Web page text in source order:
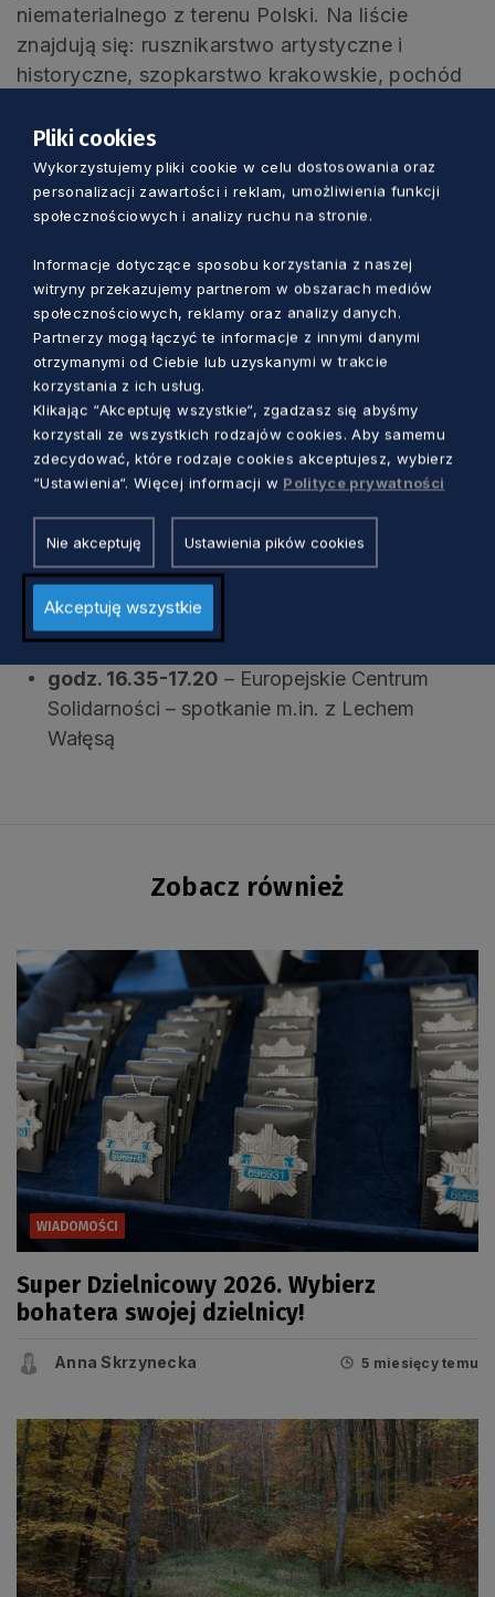
niematerialnego z terenu Polski. Na liście
znajdują się: rusznikarstwo artystyczne i
historyczne, szopkarstwo krakowskie, pochód
procesja Bożego Ciała w Łowiczu, język
esperanto oraz umiejętność wytwarzania
instrumentu i gry na kozie.
Program godzinowy wizyty książęcej pary
we wtorek, 18 lipca 2017 r.
godz. 12.20-13.40
– Muzeum Stutthof w
Sztutowie
godz. 15.00-15.35– Długi Targ – spotkanie
we Dworze Artusa z prezydentem Gdańska
fontany Neptuna
godz. 15.40-16.20– Teatr Szekspirowski –
spotkanie z marszałkiem województwa
pomorskiego Mieczysławem Strukiem
godz. 16.35-17.20 – Europejskie Centrum
Solidarności – spotkanie m.in. z Lechem
Wałęsą
Zobacz również
WIADOMOŚCI
Super Dzielnicowy 2026. Wybierz
bohatera swojej dzielnicy!
Anna Skrzynecka 5 miesięcy temu
Pliki cookies
Wykorzystujemy pliki cookie w celu dostosowania oraz
personalizacji zawartości i reklam, umożliwienia funkcji
społecznościowych i analizy ruchu na stronie.
Informacje dotyczące sposobu korzystania z naszej
witryny przekazujemy partnerom w obszarach mediów
społecznościowych, reklamy oraz analizy danych.
Partnerzy mogą łączyć te informacje z innymi danymi
otrzymanymi od Ciebie lub uzyskanymi w trakcie
korzystania z ich usług.
Klikając “Akceptuję wszystkie“, zgadzasz się abyśmy
korzystali ze wszystkich rodzajów cookies. Aby samemu
zdecydować, które rodzaje cookies akceptujesz, wybierz
“Ustawienia“. Więcej informacji w Polityce prywatności
Nie akceptuję Ustawienia pików cookies
Akceptuję wszystkie